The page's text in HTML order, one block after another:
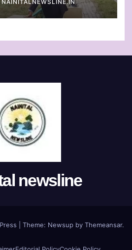
NAINITALNEWSLINE.IN
newsline
Theme: Newsupby Themeansar.